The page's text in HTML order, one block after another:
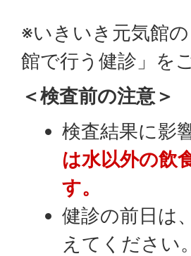
※いきいき元気館
館で行う健診 」を
＜検査前の注意＞
検査結果に影
は水以外の飲
す。
健診の前日は
えてください。